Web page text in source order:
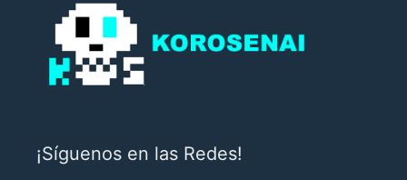
¡Síguenos en las Redes!